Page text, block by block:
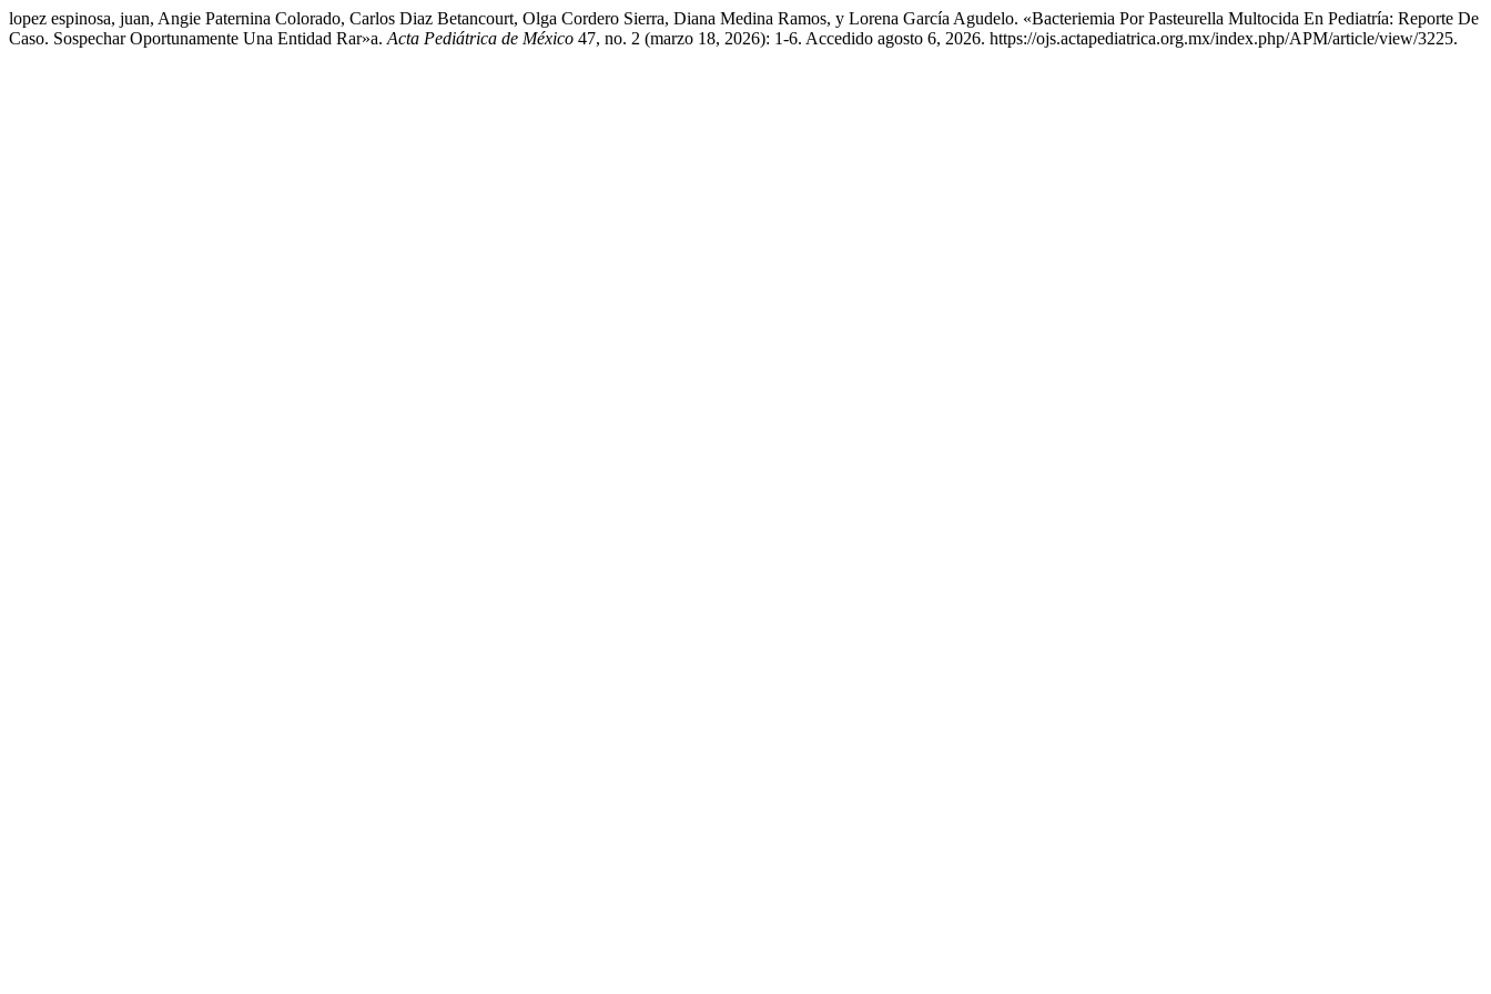
lopez espinosa, juan, Angie Paternina Colorado, Carlos Diaz Betancourt, Olga Cordero Sierra, Diana Medina Ramos, y Lorena García Agudelo. «Bacteriemia Por Pasteurella Multocida En Pediatría: Reporte De
Caso. Sospechar Oportunamente Una Entidad Rar»a. Acta Pediátrica de México 47, no. 2 (marzo 18, 2026): 1-6. Accedido agosto 6, 2026. https://ojs.actapediatrica.org.mx/index.php/APM/article/view/3225.